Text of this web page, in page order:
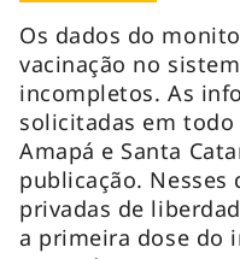
Os dados do
vacinação no
incompletos. As
solicitadas em todo
Amapá e Santa
publicação. Nesses
privadas de
a primeira dose do